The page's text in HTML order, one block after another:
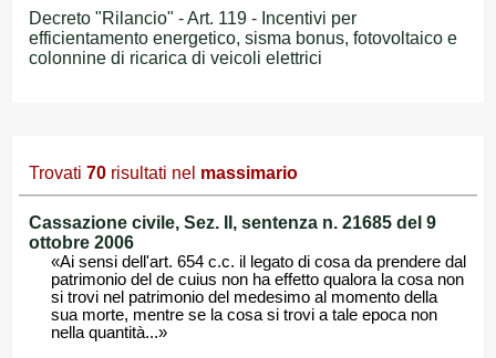
Decreto "Rilancio" - Art. 119 - Incentivi per
efficientamento energetico, sisma bonus, fotovoltaico e
colonnine di ricarica di veicoli elettrici
Trovati 70 risultati nel massimario
Cassazione civile, Sez. II, sentenza n. 21685 del 9
ottobre 2006
«Ai sensi dell'art. 654 c.c. il legato di cosa da prendere dal
patrimonio del de cuius non ha effetto qualora la cosa non
si trovi nel patrimonio del medesimo al momento della
sua morte, mentre se la cosa si trovi a tale epoca non
nella quantità...»